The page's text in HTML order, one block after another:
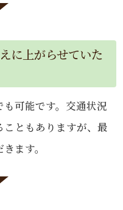
に上がらせていた
可能です。交通状況
ともありますが、最
ます。